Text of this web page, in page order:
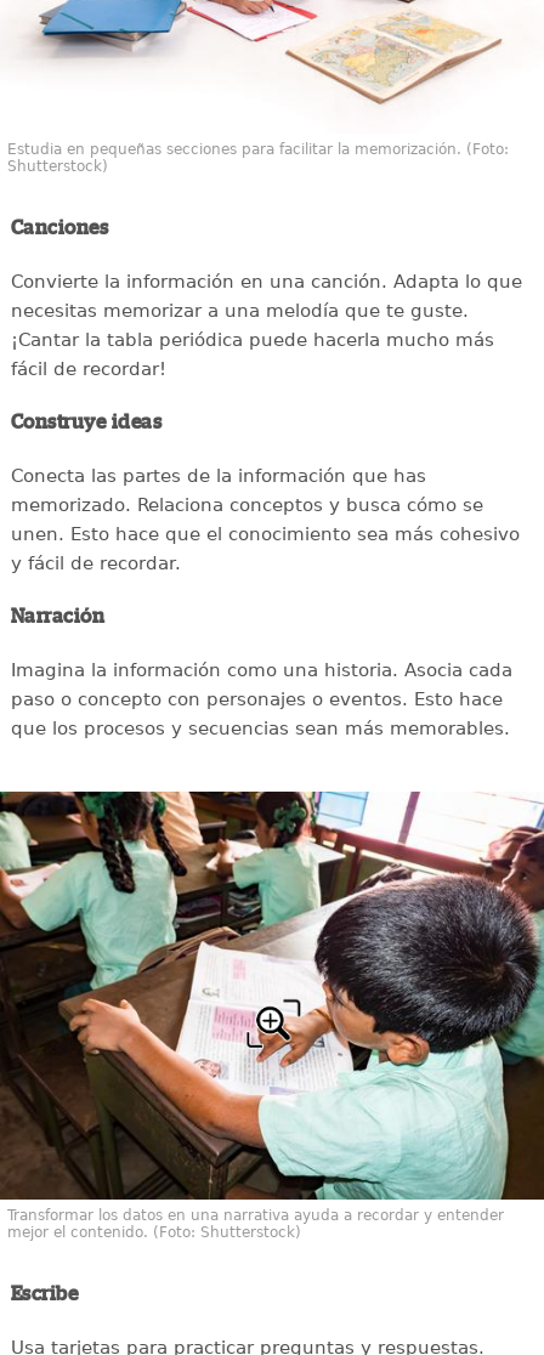
Estudia en pequeñas secciones para facilitar la memorización. (Foto:
Shutterstock)
Canciones
Convierte la información en una canción. Adapta lo que
necesitas memorizar a una melodía que te guste.
¡Cantar la tabla periódica puede hacerla mucho más
fácil de recordar!
Construye ideas
Conecta las partes de la información que has
memorizado. Relaciona conceptos y busca cómo se
unen. Esto hace que el conocimiento sea más cohesivo
y fácil de recordar.
Narración
Imagina la información como una historia. Asocia cada
paso o concepto con personajes o eventos. Esto hace
que los procesos y secuencias sean más memorables.
Transformar los datos en una narrativa ayuda a recordar y entender
mejor el contenido. (Foto: Shutterstock)
Escribe
Usa tarjetas para practicar preguntas y respuestas.